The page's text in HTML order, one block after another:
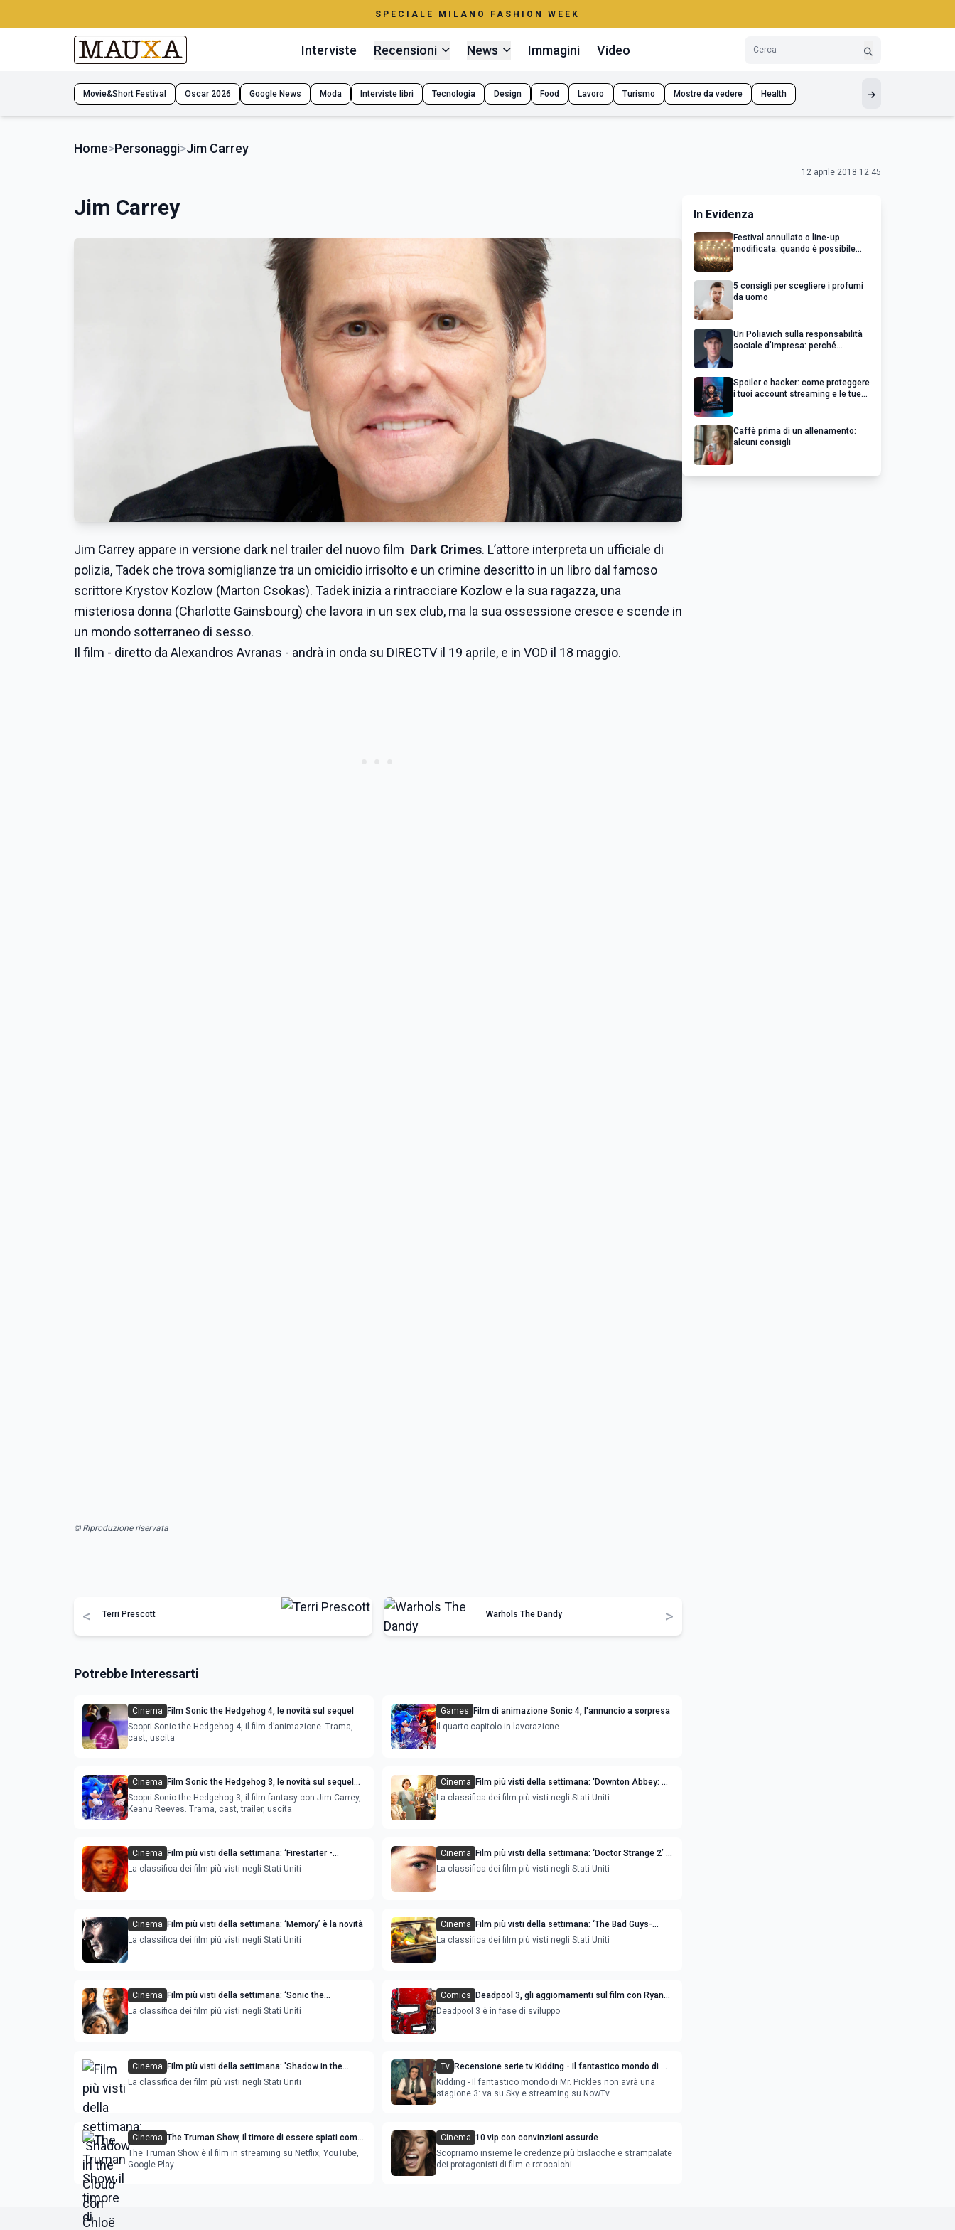
SPECIALE MILANO FASHION WEEK
Interviste Recensioni News Immagini Video
Movie&Short Festival Oscar 2026 Google News Moda Interviste libri Tecnologia Design Food Lavoro Turismo Mostre da vedere Health
Home>Personaggi>Jim Carrey
12 aprile 2018 12:45
Jim Carrey
Jim Carrey appare in versione dark nel trailer del nuovo film Dark Crimes. L’attore interpreta un ufficiale di
polizia, Tadek che trova somiglianze tra un omicidio irrisolto e un crimine descritto in un libro dal famoso
scrittore Krystov Kozlow (Marton Csokas). Tadek inizia a rintracciare Kozlow e la sua ragazza, una
misteriosa donna (Charlotte Gainsbourg) che lavora in un sex club, ma la sua ossessione cresce e scende in
un mondo sotterraneo di sesso.
Il film - diretto da Alexandros Avranas - andrà in onda su DIRECTV il 19 aprile, e in VOD il 18 maggio.
© Riproduzione riservata
< Terri Prescott Warhols The Dandy >
Potrebbe Interessarti
Cinema Film Sonic the Hedgehog 4, le novità sul sequel
Scopri Sonic the Hedgehog 4, il film d’animazione. Trama,
cast, uscita
Games Film di animazione Sonic 4, l'annuncio a sorpresa
Il quarto capitolo in lavorazione
Cinema Film Sonic the Hedgehog 3, le novità sul sequel
con Jim Carrey e Keanu Reeves
Scopri Sonic the Hedgehog 3, il film fantasy con Jim Carrey,
Keanu Reeves. Trama, cast, trailer, uscita
Cinema Film più visti della settimana: ‘Downton Abbey: A
New Era' e ‘Men’ sono le novità
La classifica dei film più visti negli Stati Uniti
Cinema Film più visti della settimana: ‘Firestarter -
L'incendiaria’ e ‘Family Camp’ sono le novità
La classifica dei film più visti negli Stati Uniti
Cinema Film più visti della settimana: ‘Doctor Strange 2’ e
'Happening’ sono le novità
La classifica dei film più visti negli Stati Uniti
Cinema Film più visti della settimana: ‘Memory’ è la novità
La classifica dei film più visti negli Stati Uniti
Cinema Film più visti della settimana: ‘The Bad Guys-
Troppo cattivi’ e ‘The Northman’ sono le novità
La classifica dei film più visti negli Stati Uniti
Cinema Film più visti della settimana: ‘Sonic the
Hedgehog 2’ e ‘Ambulance’ sono le novità
La classifica dei film più visti negli Stati Uniti
Comics Deadpool 3, gli aggiornamenti sul film con Ryan
Reynolds
Deadpool 3 è in fase di sviluppo
Cinema Film più visti della settimana: 'Shadow in the
Cloud' con Chloë Grace Moretz è la novità
La classifica dei film più visti negli Stati Uniti
Tv Recensione serie tv Kidding - Il fantastico mondo di Mr.
Pickles, con Jim Carrey: stagione 2
Kidding - Il fantastico mondo di Mr. Pickles non avrà una
stagione 3: va su Sky e streaming su NowTv
Cinema The Truman Show, il timore di essere spiati come
Jim Carrey
The Truman Show è il film in streaming su Netflix, YouTube,
Google Play
Cinema 10 vip con convinzioni assurde
Scopriamo insieme le credenze più bislacche e strampalate
dei protagonisti di film e rotocalchi.
In Evidenza
Festival annullato o line-up
modificata: quando è possibile
5 consigli per scegliere i profumi
da uomo
Uri Poliavich sulla responsabilità
sociale d’impresa: perché
Spoiler e hacker: come proteggere
i tuoi account streaming e le tue
Caffè prima di un allenamento:
alcuni consigli